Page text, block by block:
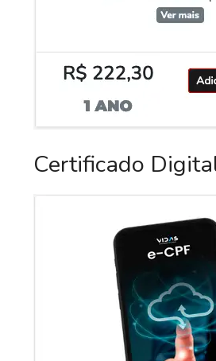
Certificado